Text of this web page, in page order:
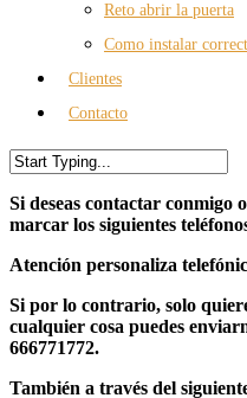
Reto abrir la puerta
Como instalar
Clientes
Contacto
Si deseas contactar conmigo
marcar los siguientes
Atención personaliza
Si por lo contrario, solo
cualquier cosa puedes
666771772.
También a través del